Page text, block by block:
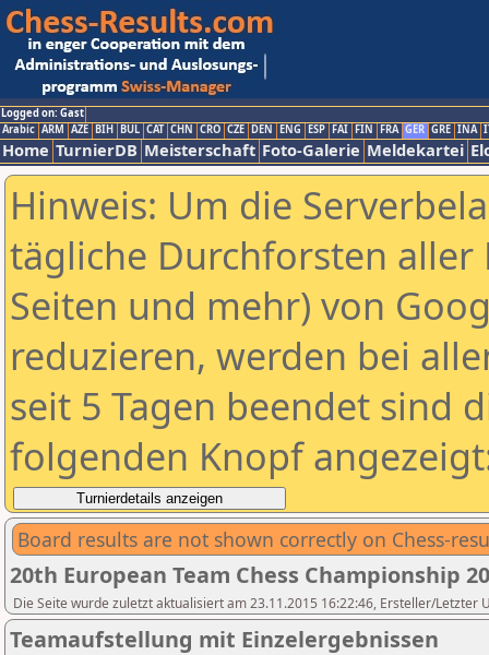
Logged on: Gast
Arabic ARM AZE BIH BUL CAT CHN CRO CZE DEN ENG ESP FAI FIN FRA GER GRE INA
Home TurnierDB Meisterschaft Foto-Galerie Meldekartei
Hinweis: Um die
tägliche Durchforsten aller
Seiten und mehr) von
reduzieren, werden bei
seit 5 Tagen beendet sind
folgenden Knopf
Board results are not shown correctly on Chess-
20th European Team Chess Championship
Die Seite wurde zuletzt aktualisiert am 23.11.2015 16:22:46, Ersteller/Letzter
Teamaufstellung mit Einzelergebnissen